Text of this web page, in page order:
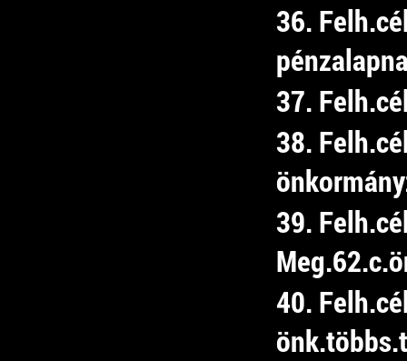
36.
37.
38.
39.
40.